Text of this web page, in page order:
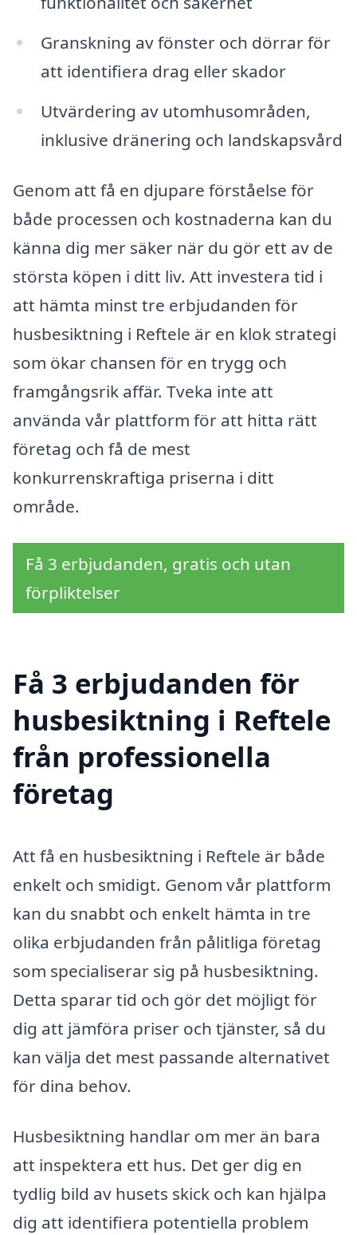
Granskning av fönster och dörrar för
att identifiera drag eller skador
Utvärdering av utomhusområden,
inklusive dränering och landskapsvård
Genom att få en djupare förståelse för
både processen och kostnaderna kan du
känna dig mer säker när du gör ett av de
största köpen i ditt liv. Att investera tid i
att hämta minst tre erbjudanden för
husbesiktning i Reftele är en klok strategi
som ökar chansen för en trygg och
framgångsrik affär. Tveka inte att
använda vår plattform för att hitta rätt
företag och få de mest
konkurrenskraftiga priserna i ditt
område.
Få 3 erbjudanden, gratis och utan
förpliktelser
Få 3 erbjudanden för
husbesiktning i Reftele
från professionella
företag
Att få en husbesiktning i Reftele är både
enkelt och smidigt. Genom vår plattform
kan du snabbt och enkelt hämta in tre
olika erbjudanden från pålitliga företag
som specialiserar sig på husbesiktning.
Detta sparar tid och gör det möjligt för
dig att jämföra priser och tjänster, så du
kan välja det mest passande alternativet
för dina behov.
Husbesiktning handlar om mer än bara
att inspektera ett hus. Det ger dig en
tydlig bild av husets skick och kan hjälpa
dig att identifiera potentiella problem